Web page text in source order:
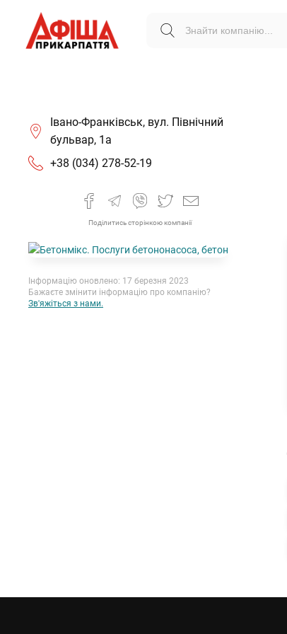
Івано-Франківськ, вул. Північний
бульвар, 1а
+38 (034) 278-52-19
Поділитись сторінкою компанії
Інформацію оновлено: 17 березня 2023
Бажаєте змінити інформацію про компанію?
Зв'яжіться з нами.